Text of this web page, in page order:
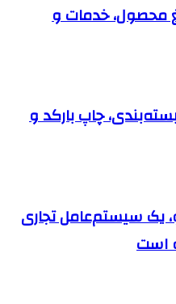
محصول، خدمات و
چاپ بارکد و
یک سیستم‌عامل تجاری
است